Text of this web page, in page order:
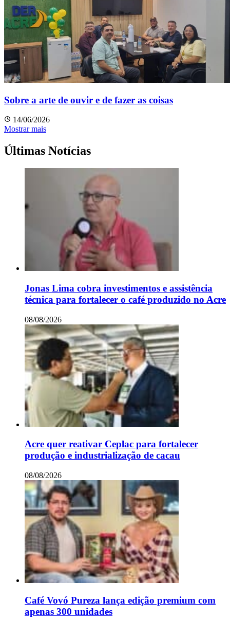
Sobre a arte de ouvir e de fazer as coisas
14/06/2026
Mostrar mais
Últimas Notícias
Jonas Lima cobra investimentos e assistência
técnica para fortalecer o café produzido no Acre
08/08/2026
Acre quer reativar Ceplac para fortalecer
produção e industrialização de cacau
08/08/2026
Café Vovó Pureza lança edição premium com
apenas 300 unidades